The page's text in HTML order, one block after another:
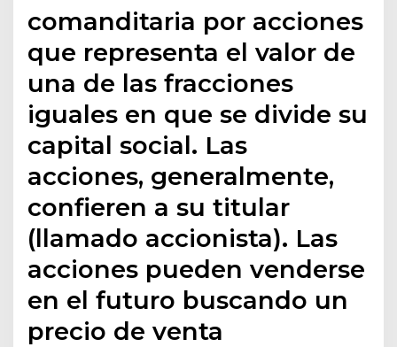
comanditaria por acciones
que representa el valor de
una de las fracciones
iguales en que se divide su
capital social. Las
acciones, generalmente,
confieren a su titular
(llamado accionista). Las
acciones pueden venderse
en el futuro buscando un
precio de venta